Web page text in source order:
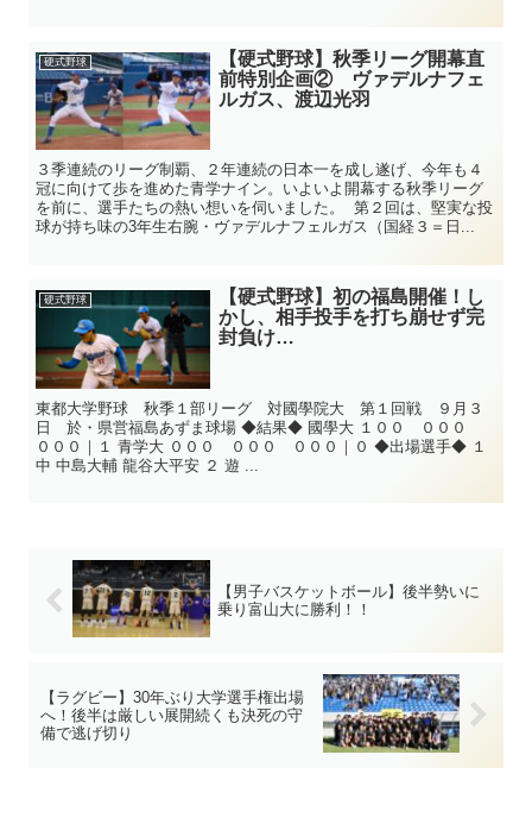
硬式野球
【硬式野球】秋季リーグ開幕直
前特別企画② ヴァデルナフェ
ルガス、渡辺光羽
３季連続のリーグ制覇、２年連続の日本一を成し遂げ、今年も４
冠に向けて歩を進めた青学ナイン。いよいよ開幕する秋季リーグ
を前に、選手たちの熱い想いを伺いました。 第２回は、堅実な投
球が持ち味の3年生右腕・ヴァデルナフェルガス（国経３＝日...
硬式野球
【硬式野球】初の福島開催！し
かし、相手投手を打ち崩せず完
封負け…
東都大学野球 秋季１部リーグ 対國學院大 第１回戦 ９月３
日 於・県営福島あずま球場 ◆結果◆ 國學大 １００ ０００
０００｜１ 青学大 ０００ ０００ ０００｜０ ◆出場選手◆ １
中 中島大輔 龍谷大平安 ２ 遊 ...
【男子バスケットボール】後半勢いに
乗り富山大に勝利！！
【ラグビー】30年ぶり大学選手権出場
へ！後半は厳しい展開続くも決死の守
備で逃げ切り